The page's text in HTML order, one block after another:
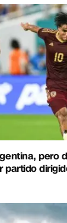
pero
partido